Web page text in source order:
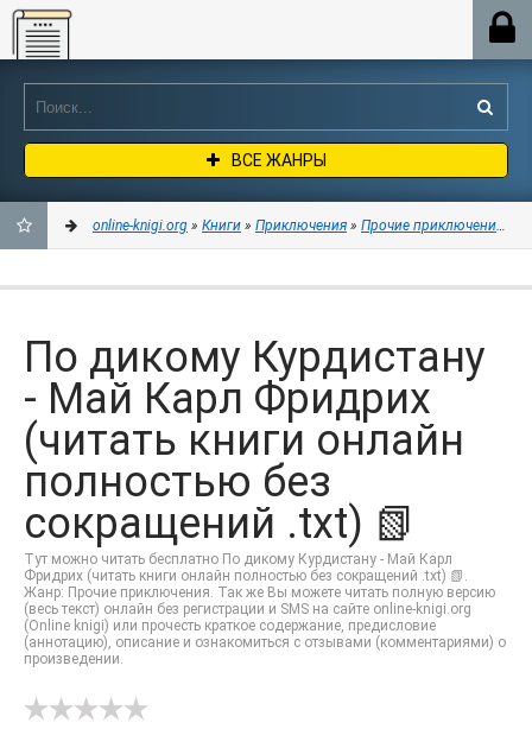
Online-knigi.org
ВСЕ ЖАНРЫ
ЗАКЛАДКИ
online-knigi.org » Книги » Приключения » Прочие приключения»
По дикому Курдистану
- Май Карл Фридрих
(читать книги онлайн
полностью без
сокращений .txt) 📗
Тут можно читать бесплатно По дикому Курдистану - Май Карл
Фридрих (читать книги онлайн полностью без сокращений .txt) 📗.
Жанр: Прочие приключения. Так же Вы можете читать полную версию
(весь текст) онлайн без регистрации и SMS на сайте online-knigi.org
(Online knigi) или прочесть краткое содержание, предисловие
(аннотацию), описание и ознакомиться с отзывами (комментариями) о
произведении.